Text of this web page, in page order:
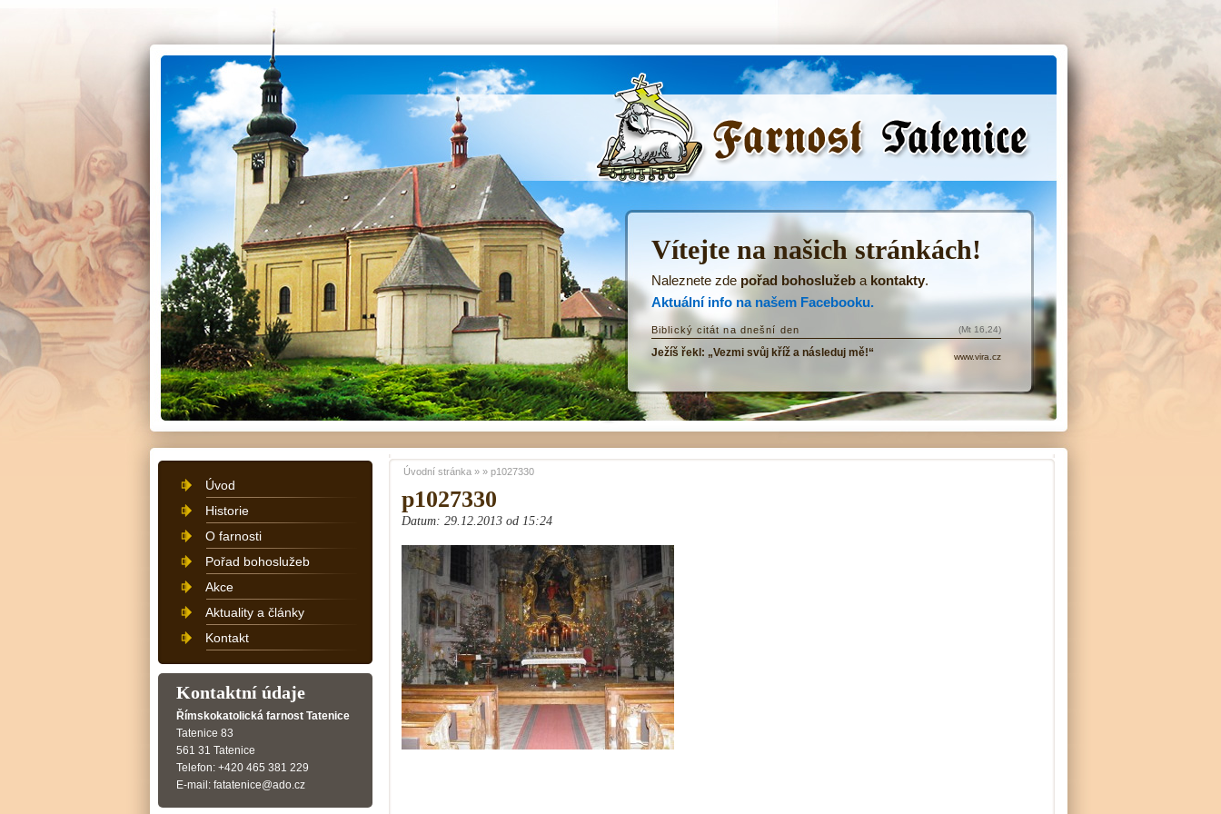
ŘKF Tatenice -
p1027330
Datum: 29.12.2013 od 15:24
Úvodní stránka » » p1027330
Úvod
Historie
O farnosti
Pořad bohoslužeb
Akce
Aktuality a články
Kontakt
Kontaktní údaje
Římskokatolická farnost Tatenice
Tatenice 83
561 31 Tatenice
Telefon: +420 465 381 229
E-mail: fatatenice@ado.cz
Vítejte na našich stránkách!
Naleznete zdepořad bohoslužeb a kontakty.
Aktuální info na našem Facebooku.
Biblický citát na dnešní den
Ježíš řekl: „Vezmi svůj kříž a následuj mě!“
(Mt 16,24)
www.vira.cz